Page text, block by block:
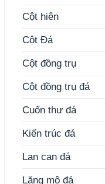
Cột hiên
Cột Đá
Cột đồng trụ
Cột đồng trụ đá
Cuốn thư đá
Kiến trúc đá
Lan can đá
Lăng mộ đá